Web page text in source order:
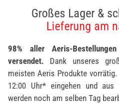
Großes Lager &
Lieferung am
98% aller Aeris-
versendet. Dank unseres
meisten Aeris Produkte
12:00 Uhr* eingehen und aus
werden noch am selben Tag